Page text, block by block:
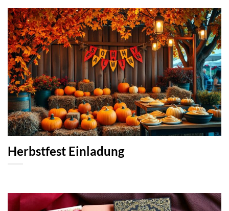
Herbstfest Einladung